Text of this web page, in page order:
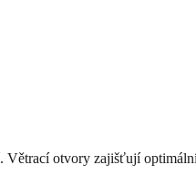
Větrací otvory zajišťují